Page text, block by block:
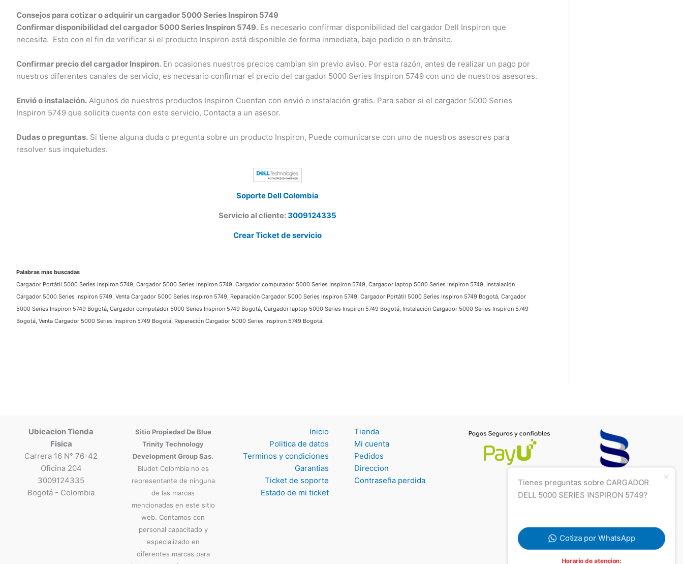
Consejos para cotizar o adquirir un cargador 5000 Series Inspiron 5749
Confirmar disponibilidad del cargador 5000 Series Inspiron 5749.Es necesario confirmar disponibilidad del cargador Dell Inspiron que
necesita. Esto con el fin de verificar si el producto Inspiron está disponible de forma inmediata, bajo pedido o en tránsito.
Confirmar precio del cargador Inspiron.En ocasiones nuestros precios cambian sin previo aviso. Por esta razón, antes de realizar un pago por
nuestros diferentes canales de servicio, es necesario confirmar el precio del cargador 5000 Series Inspiron 5749 con uno de nuestros asesores.
Envió o instalación.Algunos de nuestros productos Inspiron Cuentan con envió o instalación gratis. Para saber si el cargador 5000 Series
Inspiron 5749 que solicita cuenta con este servicio, Contacta a un asesor.
Dudas o preguntas.Si tiene alguna duda o pregunta sobre un producto Inspiron, Puede comunicarse con uno de nuestros asesores para
resolver sus inquietudes.
Soporte Dell Colombia
Servicio al cliente:3009124335
Crear Ticket de servicio
Palabras mas buscadas
Cargador Portátil 5000 Series Inspiron 5749, Cargador 5000 Series Inspiron 5749, Cargador computador 5000 Series Inspiron 5749, Cargador laptop 5000 Series Inspiron 5749, Instalación
Cargador 5000 Series Inspiron 5749, Venta Cargador 5000 Series Inspiron 5749, Reparación Cargador 5000 Series Inspiron 5749, Cargador Portátil 5000 Series Inspiron 5749 Bogotá, Cargador
5000 Series Inspiron 5749 Bogotá, Cargador computador 5000 Series Inspiron 5749 Bogotá, Cargador laptop 5000 Series Inspiron 5749 Bogotá, Instalación Cargador 5000 Series Inspiron 5749
Bogotá, Venta Cargador 5000 Series Inspiron 5749 Bogotá, Reparación Cargador 5000 Series Inspiron 5749 Bogotá.
Ubicacion Tienda
Fisica
Carrera 16 N° 76-42
Oficina 204
3009124335
Bogotá - Colombia
Sitio Propiedad De Blue
Trinity Technology
Development Group Sas.
Bludet Colombia no es
representante de ninguna
de las marcas
mencionadas en este sitio
web. Contamos con
personal capacitado y
especializado en
diferentes marcas para
Inicio
Politica de datos
Terminos y
condiciones
Garantias
Ticket de soporte
Tienda
Mi cuenta
Pedidos
Direccion
Contraseña perdida
Tienes preguntas sobre CARGADOR
DELL 5000 SERIES INSPIRON 5749?
Horario de atencion:
Lunes a viernes 8:30am a 4:30pm, Sabado 9am a